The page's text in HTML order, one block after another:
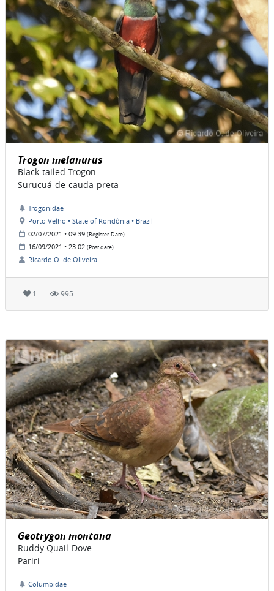
Trogon melanurus
Black-tailed Trogon
Surucuá-de-cauda-preta
Trogonidae
Porto Velho • State of Rondônia • Brazil
02/07/2021 • 09:39 (Register Date)
16/09/2021 • 23:02 (Post date)
Ricardo O. de Oliveira
1 995
Geotrygon montana
Ruddy Quail-Dove
Pariri
Columbidae